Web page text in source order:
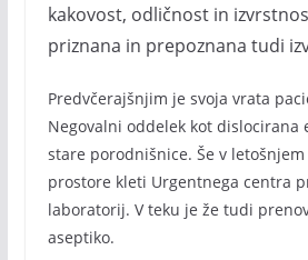
kakovost, odličnost in
priznana in prepoznana tudi
Predvčerajšnjim je svoja vrata
Negovalni oddelek kot dislocirana
stare porodnišnice. Še v
prostore kleti Urgentnega centra
laboratorij. V teku je že tudi
aseptiko.